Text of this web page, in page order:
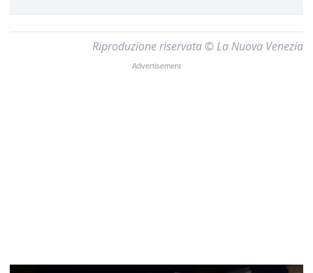
Riproduzione riservata © La Nuova Venezia